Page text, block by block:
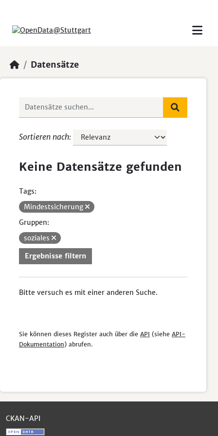
Datensätze
Sortieren nach
Keine Datensätze gefunden
Tags:
Mindestsicherung
Gruppen:
soziales
Ergebnisse filtern
Bitte versuch es mit einer anderen Suche.
Sie können dieses Register auch über die API (siehe API-
Dokumentation) abrufen.
CKAN-API